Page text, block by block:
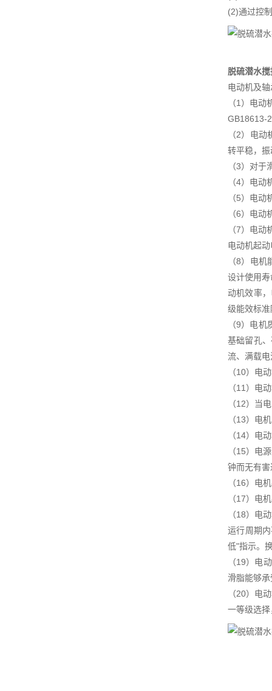
(2)通过控
脱硫潜水
电动机及轴
（1）电
GB18613-
（2）电
转平稳，
（3）对
（4）电
（5）电
（6）电
（7）电
电动机起
（8）电
设计使用
动机效率
级能效标
（9）电
基础留孔
流、满载
（10）电
（11）电
（12）当
（13）电
（14）电
（15）电
钟而无有
（16）电
（17）电
（18）电
运行周期
低"指示。
（19）电
滑脂能够
（20）电
一等级选